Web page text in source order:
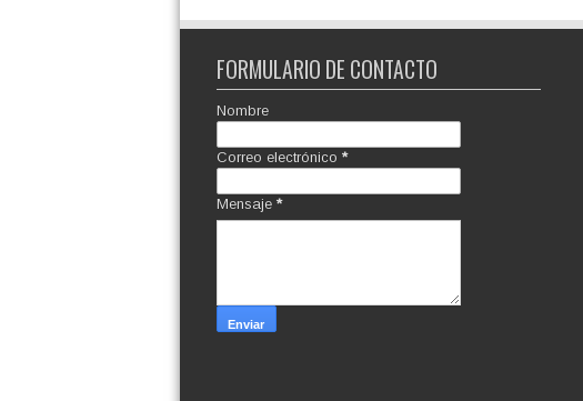
FORMULARIO DE CONTACTO
Nombre
Correo electrónico *
Mensaje *